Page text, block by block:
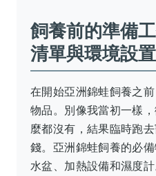
飼養前的準備
清單與環境設置
在開始亞洲錦蛙飼養之
物品。別像我當初一樣
麼都沒有，結果臨時跑
錢。亞洲錦蛙飼養的必
水盆、加熱設備和濕度